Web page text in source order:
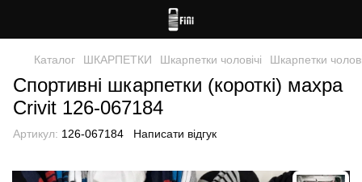
Каталог ШКАРПЕТКИ Шкарпетки чоловічі Шкарпетки
Спортивні шкарпетки (короткі) махра
Crivit 126-067184
Артикул: 126-067184 Написати відгук